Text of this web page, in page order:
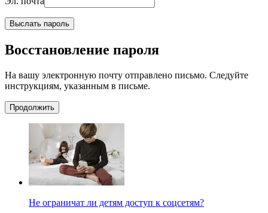
Выслать пароль
Восстановление пароля
На вашу электронную почту отправлено письмо. Следуйте
инструкциям, указанным в письме.
Продолжить
Не ограничат ли детям доступ к соцсетям?